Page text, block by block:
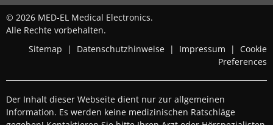
© 2026 MED-EL Medical Electronics.
Alle Rechte vorbehalten.
Sitemap
| Datenschutzhinweise | Impressum | Cookie
Preferences
Der Inhalt dieser Webseite dient nur zur allgemeinen
Information. Es werden keine medizinischen Ratschläge